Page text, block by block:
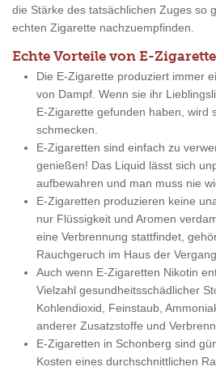
die Stärke des tatsächlichen Zuges so
echten Zigarette nachzuempfinden.
Echte Vorteile von E-
Die E-Zigarette produziert immer
von Dampf. Wenn sie ihr
E-Zigarette gefunden haben, wird
schmecken.
E-Zigaretten sind einfach zu
genießen! Das Liquid lässt sich
aufbewahren und man muss nie
E-Zigaretten produzieren keine
nur Flüssigkeit und Aromen
eine Verbrennung stattfindet,
Rauchgeruch im Haus der
Auch wenn E-Zigaretten Nikotin
Vielzahl gesundheitsschädlicher
Kohlendioxid, Feinstaub,
anderer Zusatzstoffe und
E-Zigaretten in Schonberg sind
Kosten eines durchschnittlichen